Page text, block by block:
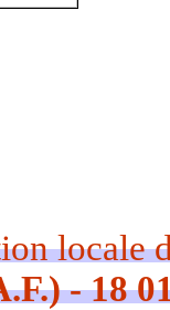
locale
- 18